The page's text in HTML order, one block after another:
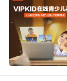
7. I'd
defenceless
我绝不会有
8. Satellites
highspeed